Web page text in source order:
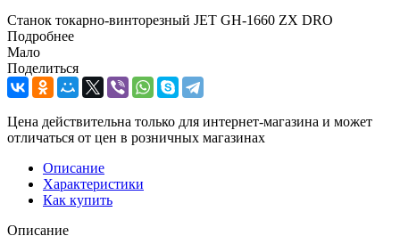
Станок токарно-винторезный JET GH-1660 ZX DRO
Подробнее
Мало
Поделиться
Цена действительна только для интернет-магазина и может
отличаться от цен в розничных магазинах
Описание
Характеристики
Как купить
Описание